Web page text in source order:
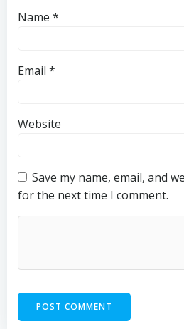
Name *
Email *
Website
Save my name, email, and
for the next time I comment.